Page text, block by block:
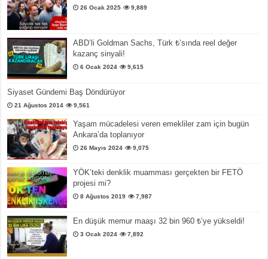
26 Ocak 2025 9,889
ABD’li Goldman Sachs, Türk ₺’sında reel değer
kazanç sinyali!
6 Ocak 2024 9,615
Siyaset Gündemi Baş Döndürüyor
21 Ağustos 2014 9,561
Yaşam mücadelesi veren emekliler zam için bugün
Ankara’da toplanıyor
26 Mayıs 2024 9,075
YÖK’teki denklik muamması gerçekten bir FETÖ
projesi mi?
8 Ağustos 2019 7,987
En düşük memur maaşı 32 bin 960 ₺’ye yükseldi!
3 Ocak 2024 7,892